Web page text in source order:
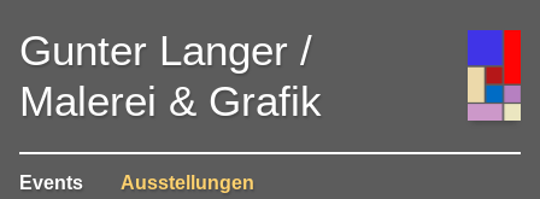
Gunter Langer /
Malerei & Grafik
Events Ausstellungen